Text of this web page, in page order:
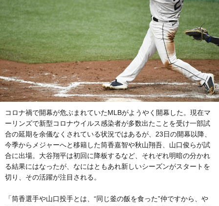
コロナ禍で開幕が危ぶまれていたMLBがようやく開幕した。現在マ
ーリンズで新型コロナウイルス感染者が多数出たことを受け一部試
合の延期を余儀なくされている状況ではあるが、23日の開幕以降、
今季からメジャーへと移籍した筒香嘉智や秋山翔吾、山口俊らが試
合に出場。大谷翔平は初回に降板するなど、それぞれ明暗の分かれ
る結果にはなったが、なにはともあれ新しいシーズンがスタートを
切り、その活躍が注目される。
「筒香選手や山口投手とは、“同じ釜の飯を食った”仲ですから、や